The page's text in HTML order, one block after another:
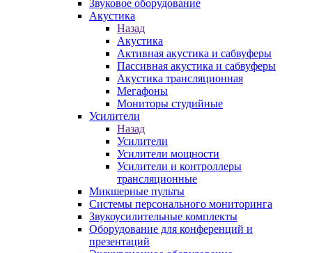
Звуковое оборудование
Акустика
Назад
Акустика
Активная акустика и сабвуферы
Пассивная акустика и сабвуферы
Акустика трансляционная
Мегафоны
Мониторы студийные
Усилители
Назад
Усилители
Усилители мощности
Усилители и контроллеры
трансляционные
Микшерные пульты
Системы персонального мониторинга
Звукоусилительные комплекты
Оборудование для конференций и
презентаций